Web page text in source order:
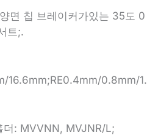
면 칩 브레이커가있는 35도 0
트;.
16.6mm;RE0.4mm/0.8mm/1.
더: MVVNN, MVJNR/L;